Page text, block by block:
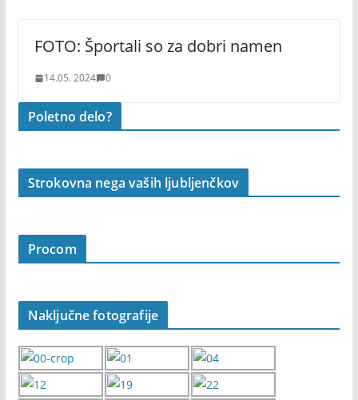
FOTO: Športali so za dobri namen
14.05. 2024 0
Poletno delo?
Strokovna nega vaših ljubljenčkov
Procom
Naključne fotografije